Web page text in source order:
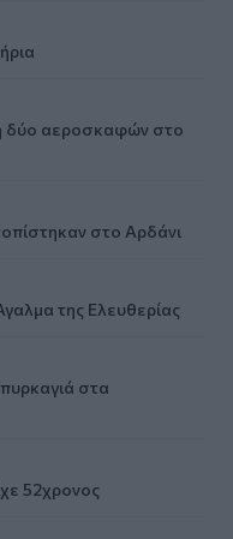
δύο αεροσκαφών στο
στο Αρδάνι
της Ελευθερίας
στα
52χρονος